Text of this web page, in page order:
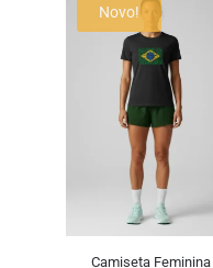
Novo!
Camiseta Feminina